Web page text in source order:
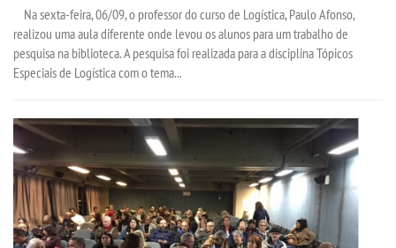
CONTATO
IMPRENSA
TRABALHE CONOSCO
OUVIDORIA
Na sexta-feira, 06/09, o professor do curso de Logística, Paulo Afonso,
realizou uma aula diferente onde levou os alunos para um trabalho de
pesquisa na biblioteca. A pesquisa foi realizada para a disciplina Tópicos
Especiais de Logística com o tema...